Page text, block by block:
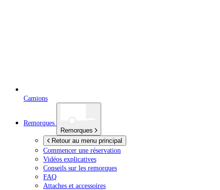
Camions
Remorques
Remorques
Retour au menu principal
Commencer une réservation
Vidéos explicatives
Conseils sur les remorques
FAQ
Attaches et accessoires